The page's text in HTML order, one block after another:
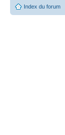
Index du forum